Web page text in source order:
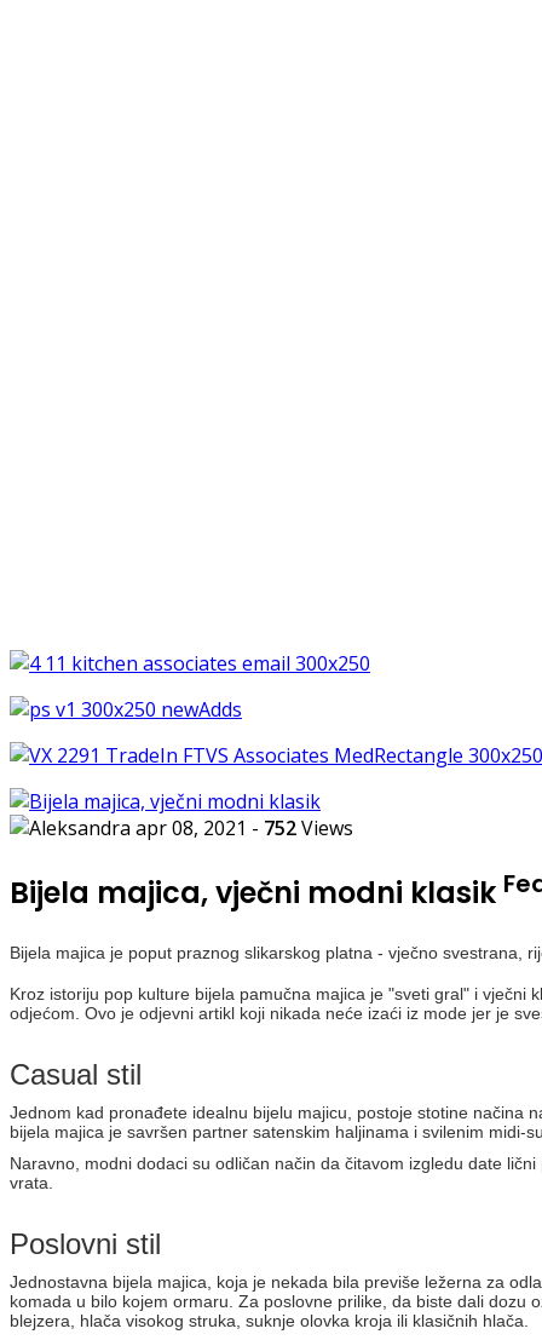
apr 08, 2021 - 752Views
Bijela majica, vječni modni klasik
Bijela majica je poput praznog slikarskog platna - vječno svestrana,
Kroz istoriju pop kulture bijela pamučna majica je "sveti gral" i
odjećom. Ovo je odjevni artikl koji nikada neće izaći iz mode jer je
Casual stil
Jednom kad pronađete idealnu bijelu majicu, postoje stotine načina
bijela majica je savršen partner satenskim haljinama i svilenim midi-
Naravno, modni dodaci su odličan način da čitavom izgledu date
vrata.
Poslovni stil
Jednostavna bijela majica, koja je nekada bila previše ležerna za
komada u bilo kojem ormaru. Za poslovne prilike, da biste dali dozu
blejzera, hlača visokog struka, suknje olovka kroja ili klasičnih hlača.